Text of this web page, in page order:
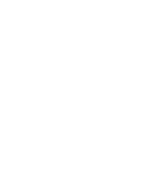
€ 47,99. (-20%)